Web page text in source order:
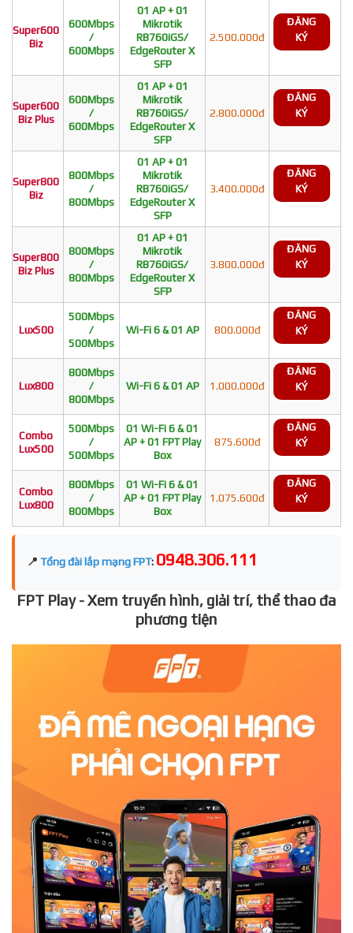
Super600
Biz
600Mbps
/
600Mbps
01 AP + 01
Mikrotik
RB760iGS/
EdgeRouter X
SFP
2.500.000đ
ĐĂNG
KÝ
Super600
Biz Plus
600Mbps
/
600Mbps
01 AP + 01
Mikrotik
RB760iGS/
EdgeRouter X
SFP
2.800.000đ
ĐĂNG
KÝ
Super800
Biz
800Mbps
/
800Mbps
01 AP + 01
Mikrotik
RB760iGS/
EdgeRouter X
SFP
3.400.000đ
ĐĂNG
KÝ
Super800
Biz Plus
800Mbps
/
800Mbps
01 AP + 01
Mikrotik
RB760iGS/
EdgeRouter X
SFP
3.800.000đ
ĐĂNG
KÝ
Lux500
500Mbps
/
500Mbps
Wi-Fi 6 & 01 AP 800.000đ
ĐĂNG
KÝ
Lux800
800Mbps
/
800Mbps
Wi-Fi 6 & 01 AP 1.000.000đ
ĐĂNG
KÝ
Combo
Lux500
500Mbps
/
500Mbps
01 Wi-Fi 6 & 01
AP + 01 FPT Play
Box
875.600đ
ĐĂNG
KÝ
Combo
Lux800
800Mbps
/
800Mbps
01 Wi-Fi 6 & 01
AP + 01 FPT Play
Box
1.075.600đ
ĐĂNG
KÝ
📍 Tổng đài lắp mạng FPT: 0948.306.111
FPT Play - Xem truyền hình, giải trí, thể thao đa
phương tiện